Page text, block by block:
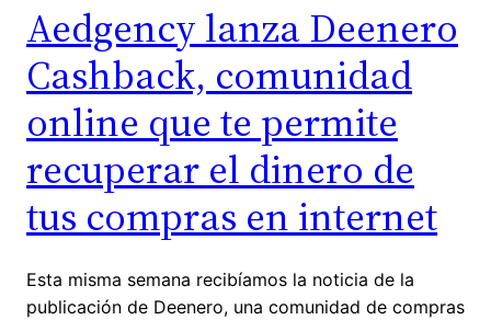
Aedgency lanza Deenero
Cashback, comunidad
online que te permite
recuperar el dinero de
tus compras en internet
Esta misma semana recibíamos la noticia de la
publicación de Deenero, una comunidad de compras